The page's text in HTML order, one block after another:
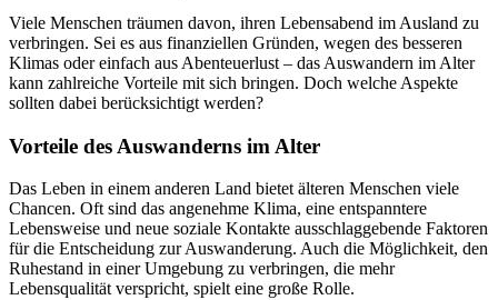
Viele Menschen träumen davon, ihren Lebensabend im Ausland zu
verbringen. Sei es aus finanziellen Gründen, wegen des besseren
Klimas oder einfach aus Abenteuerlust – das Auswandern im Alter
kann zahlreiche Vorteile mit sich bringen. Doch welche Aspekte
sollten dabei berücksichtigt werden?
Vorteile des Auswanderns im Alter
Das Leben in einem anderen Land bietet älteren Menschen viele
Chancen. Oft sind das angenehme Klima, eine entspanntere
Lebensweise und neue soziale Kontakte ausschlaggebende Faktoren
für die Entscheidung zur Auswanderung. Auch die Möglichkeit, den
Ruhestand in einer Umgebung zu verbringen, die mehr
Lebensqualität verspricht, spielt eine große Rolle.